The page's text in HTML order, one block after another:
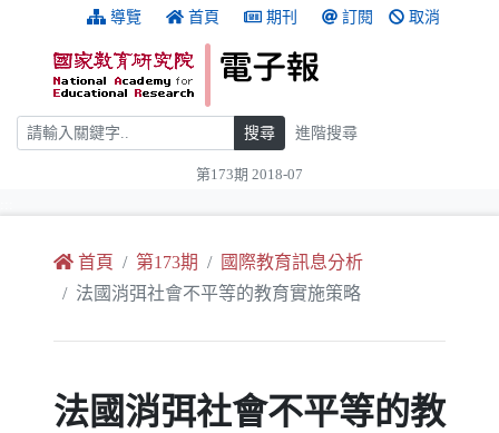
跳到主要內容 導覽 首頁 期刊 訂閱 取消
搜尋 搜尋 進階搜尋
第173期 2018-07
首頁 第173期
國際教育訊息分析
法國消弭社會不平等的教育實施策略
法國消弭社會不平等的教